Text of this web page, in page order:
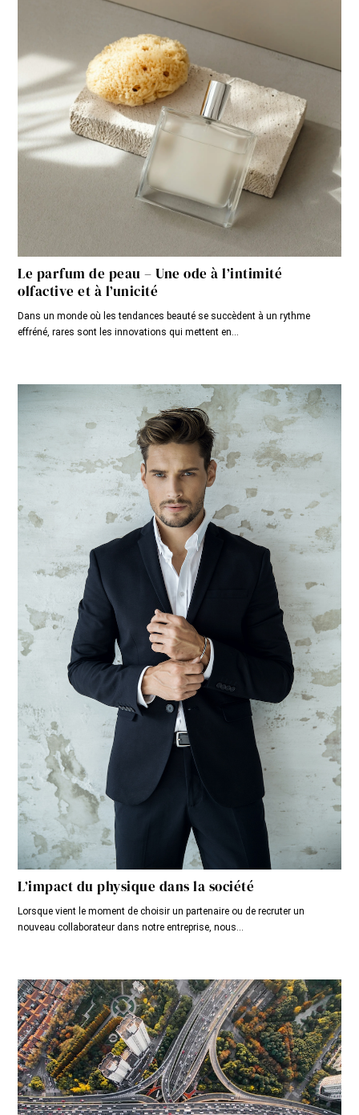
Le parfum de peau – Une ode à l’intimité
olfactive et à l’unicité
Dans un monde où les tendances beauté se succèdent à un rythme
effréné, rares sont les innovations qui mettent en...
L’impact du physique dans la société
Lorsque vient le moment de choisir un partenaire ou de recruter un
nouveau collaborateur dans notre entreprise, nous...